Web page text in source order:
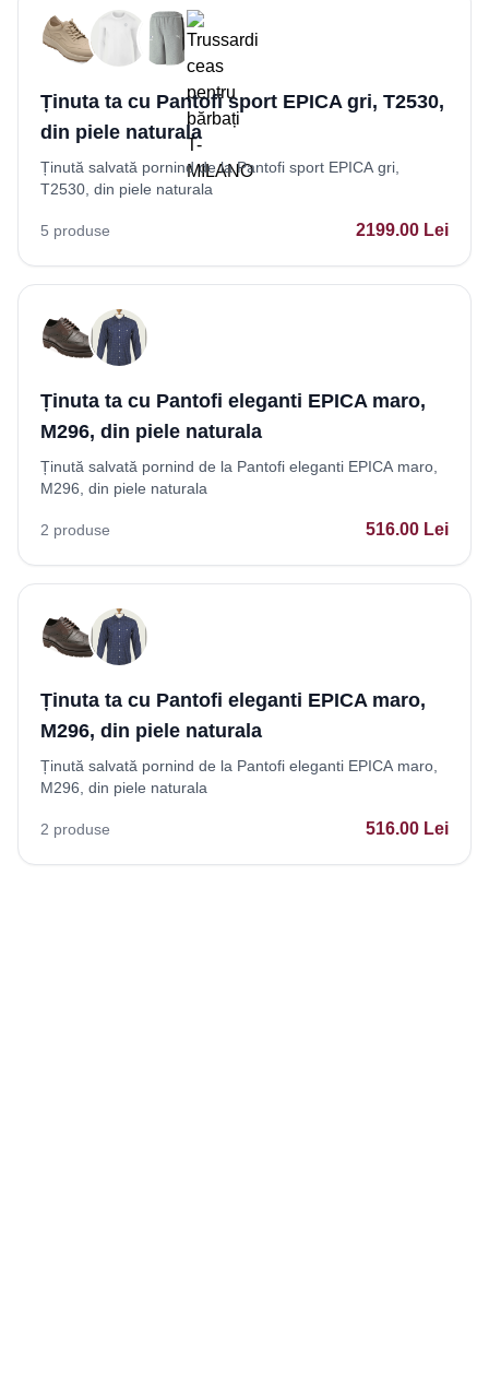
Ținuta ta cu Pantofi sport EPICA gri, T2530,
din piele naturala
Ținută salvată pornind de la Pantofi sport EPICA gri,
T2530, din piele naturala
5 produse 2199.00 Lei
Ținuta ta cu Pantofi eleganti EPICA maro,
M296, din piele naturala
Ținută salvată pornind de la Pantofi eleganti EPICA maro,
M296, din piele naturala
2 produse 516.00 Lei
Ținuta ta cu Pantofi eleganti EPICA maro,
M296, din piele naturala
Ținută salvată pornind de la Pantofi eleganti EPICA maro,
M296, din piele naturala
2 produse 516.00 Lei